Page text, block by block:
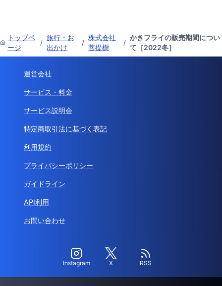
トップペ
ージ
/
旅行・お
出かけ
/
株式会社
菩提樹
/
かきフライの販売期間につい
て［2022冬］
運営会社
サービス・料金
サービス説明会
特定商取引法に基づく表記
利用規約
プライバシーポリシー
ガイドライン
API利用
お問い合わせ
Instagram X RSS